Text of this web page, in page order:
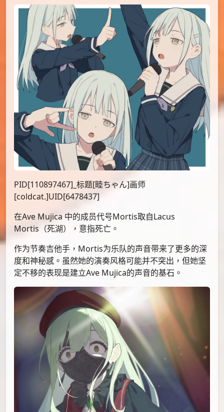
PID[110897467]_标题[睦ちゃん]画师
[coldcat.]UID[6478437]
在Ave Mujica 中的成员代号Mortis取自Lacus
Mortis（死湖），意指死亡。
作为节奏吉他手，Mortis为乐队的声音带来了更多的深
度和神秘感。虽然她的演奏风格可能并不突出，但她坚
定不移的表现是建立Ave Mujica的声音的基石。